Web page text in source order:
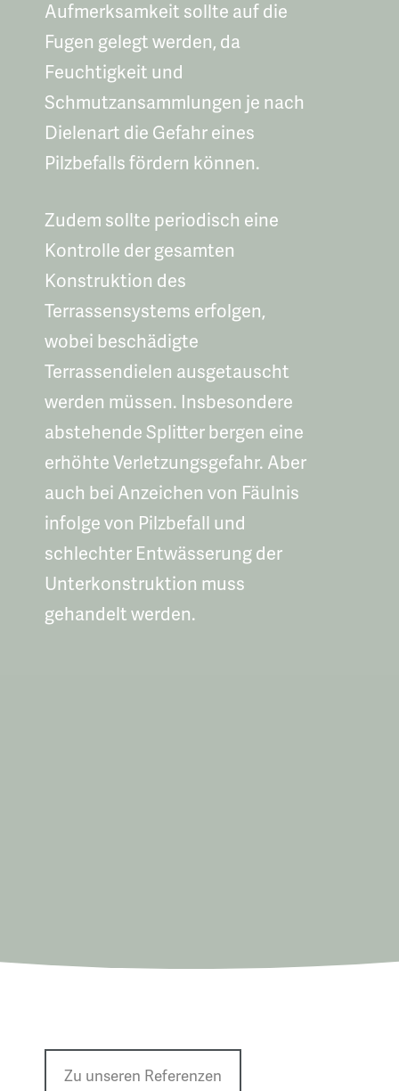
Aufmerksamkeit sollte auf die
Fugen gelegt werden, da
Feuchtigkeit und
Schmutzansammlungen je nach
Dielenart die Gefahr eines
Pilzbefalls fördern können.
Zudem sollte periodisch eine
Kontrolle der gesamten
Konstruktion des
Terrassensystems erfolgen,
wobei beschädigte
Terrassendielen ausgetauscht
werden müssen. Insbesondere
abstehende Splitter bergen eine
erhöhte Verletzungsgefahr. Aber
auch bei Anzeichen von Fäulnis
infolge von Pilzbefall und
schlechter Entwässerung der
Unterkonstruktion muss
gehandelt werden.
Zu unseren Referenzen